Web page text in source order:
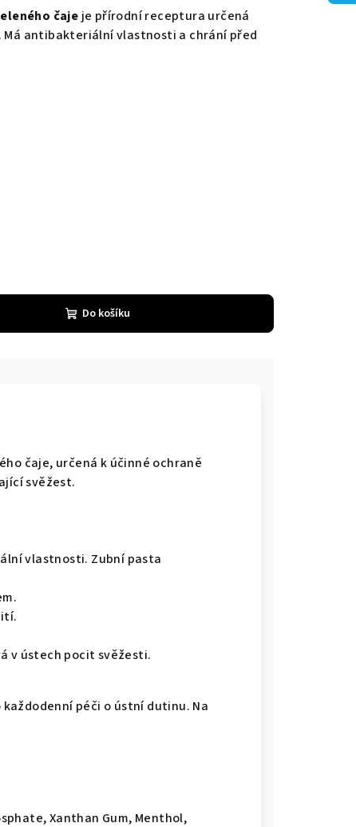
čaje je přírodní receptura určená
Má antibakteriální vlastnosti a chrání před
Do košíku
čaje, určená k účinné ochraně
svěžest.
vlastnosti. Zubní pasta
v ústech pocit svěžesti.
péči o ústní dutinu. Na
Xanthan Gum, Menthol,